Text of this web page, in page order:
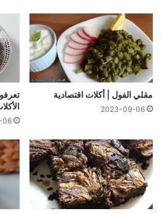
مقلي الفول | أكلات اقتصادية
2023-09-06
06